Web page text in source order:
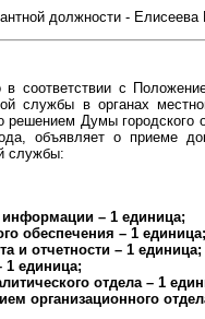
должности -
в соответствии с
службы в органах
решением Думы городского
объявляет о приеме
службы:
информации – 1 единица;
обеспечения – 1 единица;
и отчетности – 1 единица;
1 единица;
отдела – 1
организационного